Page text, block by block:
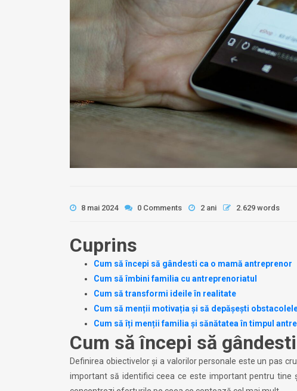
8 mai 2024 0 Comments 2 ani 2.629 words
Cuprins
Cum să începi să gândesti ca o mamă antreprenor
Cum să îmbini familia cu antreprenoriatul
Cum să transformi ideile în realitate
Cum să menții motivația și să depășești
Cum să îți menții familia și sănătatea în timpul
Cum să începi să
Definirea obiectivelor și a valorilor personale este un pas
important să identifici ceea ce este important pentru